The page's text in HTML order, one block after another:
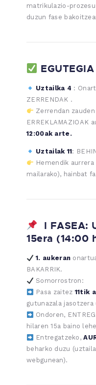
matrikulazio-
duzun fase
Uztailka 4 :
ZERRENDAK .
Zerrendan
ERREKLAMAZIOAK
12:00ak arte.
Uztailak 11:
Hemendik aurrera
mailarako), hainbat
I FASEA:
15era (14:00
1. aukeran
BAKARRIK.
Somorrostron:
Pasa zaitez11tik
gutunazala
Ondoren,
hilaren 15a baino
Entregatzeko,
beharko duzu
webgunean).